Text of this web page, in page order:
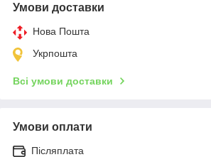
Умови доставки
Нова Пошта
Укрпошта
Всі умови доставки
Умови оплати
Післяплата